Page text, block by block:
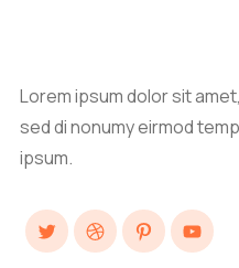
Lorem ipsum dolor sit
sed di nonumy eirmod
ipsum.
TwitterDribbblePinterest